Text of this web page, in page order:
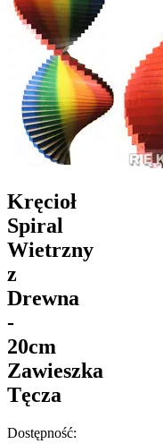
Kręcioł
Spiral
Wietrzny
z
Drewna
-
20cm
Zawieszka
Tęcza
Dostępność: